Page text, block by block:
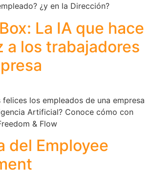
¿y en la Dirección?
La IA que hace
a los trabajadores
felices los empleados de una empresa
Artificial? Conoce cómo con
& Flow
del Employee